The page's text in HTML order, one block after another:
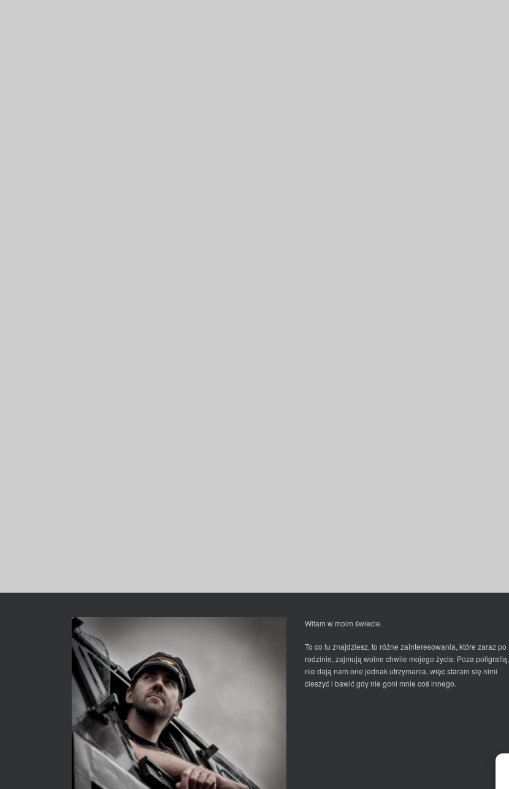
Witam w moim świecie.
To co tu znajdziesz, to różne zainteresowania, które zaraz po
rodzinie, zajmują wolne chwile mojego życia. Poza poligrafią,
nie dają nam one jednak utrzymania, więc staram się nimi
cieszyć i bawić gdy nie goni mnie coś innego.